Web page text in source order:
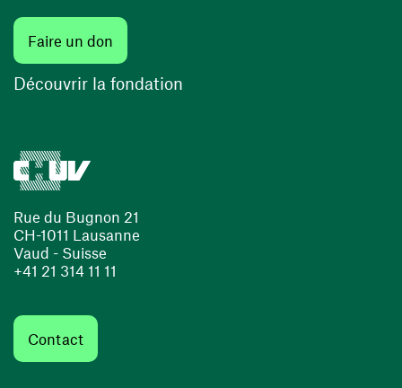
Rue du Bugnon 21
CH-1011 Lausanne
Vaud - Suisse
+41 21 314 11 11
Contact
Faire un don
Découvrir la fondation